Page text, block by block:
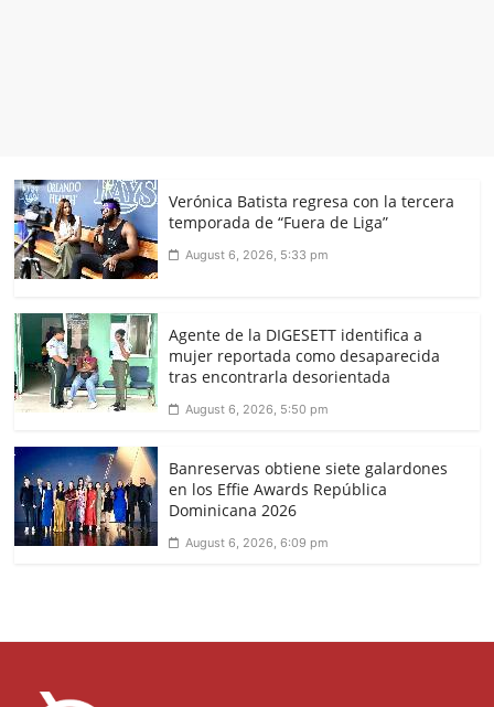
Verónica Batista regresa con la tercera
temporada de “Fuera de Liga”
August 6, 2026, 5:33 pm
Agente de la DIGESETT identifica a
mujer reportada como desaparecida
tras encontrarla desorientada
August 6, 2026, 5:50 pm
Banreservas obtiene siete galardones
en los Effie Awards República
Dominicana 2026
August 6, 2026, 6:09 pm